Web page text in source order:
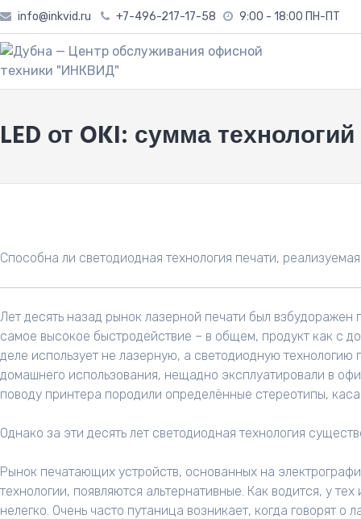
Skip
content
info@inkvid.ru +7-496-217-17-58 9:00 - 18:00 ПН-ПТ
LED
OKI:
технологий
LED от OKI: сумма технологий
Способна ли светодиодная технология печати,
Лет десять назад рынок лазерной печати был
самое высокое быстродействие – в общем, продукт как с
деле использует не лазерную, а светодиодную
домашнего использования, нещадно эксплуатировали в
поводу принтера породили определённые стереотипы,
Однако за эти десять лет светодиодная технология
Рынок печатающих устройств, основанных на
технологии, появляются альтернативные. Как водится, у
нелегко. Очень часто путаница возникает, когда говорят о